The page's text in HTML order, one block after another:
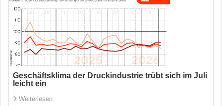
Geschäftsklima der Druckindustrie trübt sich im Juli
leicht ein
Weiterlesen